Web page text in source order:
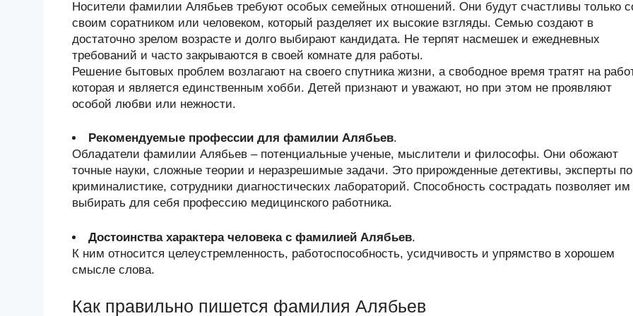
Носители фамилии Алябьев требуют особых семейных отношений. Они будут счастливы только
своим соратником или человеком, который разделяет их высокие взгляды. Семью создают в
достаточно зрелом возрасте и долго выбирают кандидата. Не терпят насмешек и ежедневных
требований и часто закрываются в своей комнате для работы.
Решение бытовых проблем возлагают на своего спутника жизни, а свободное время тратят на
которая и является единственным хобби. Детей признают и уважают, но при этом не проявляют
особой любви или нежности.
Рекомендуемые профессии для фамилии Алябьев.
Обладатели фамилии Алябьев – потенциальные ученые, мыслители и философы. Они обожают
точные науки, сложные теории и неразрешимые задачи. Это прирожденные детективы, эксперты по
криминалистике, сотрудники диагностических лабораторий. Способность сострадать позволяет им
выбирать для себя профессию медицинского работника.
Достоинства характера человека с фамилией Алябьев.
К ним относится целеустремленность, работоспособность, усидчивость и упрямство в хорошем
смысле слова.
Как правильно пишется фамилия Алябьев